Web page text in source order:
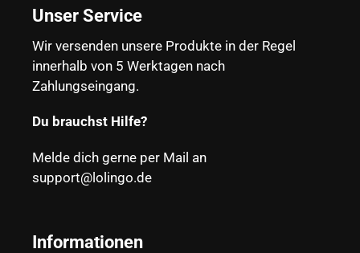
Unser Service
Wir versenden unsere Produkte in der Regel
innerhalb von 5 Werktagen nach
Zahlungseingang.
Du brauchst Hilfe?
Melde dich gerne per Mail an
support@lolingo.de
Informationen